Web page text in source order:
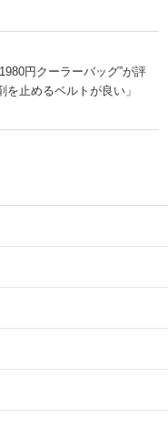
円クーラーバッグ”が評
止めるベルトが良い」